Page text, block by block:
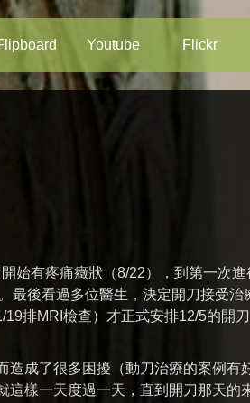
Youtube Flickr
始有疼痛癥狀（8/22），到第一次進
最後看過多位醫生，決定開刀接受治
19排MRI檢查）才正式安排12/5的開
造成了很多困擾（動刀治療的案例有
這樣一天度過一天，直到開刀那天的